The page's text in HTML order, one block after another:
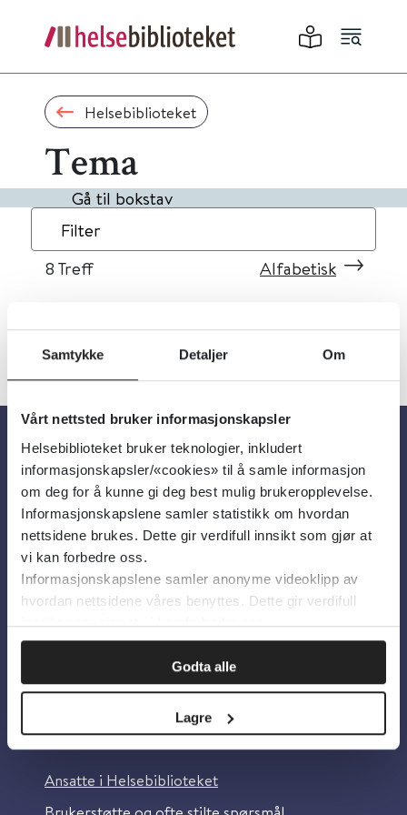
Samtykke Detaljer Om
Vårt nettsted bruker informasjonskapsler
Helsebiblioteket bruker teknologier, inkludert
informasjonskapsler/«cookies» til å samle informasjon
om deg for å kunne gi deg best mulig brukeropplevelse.
Informasjonskapslene samler statistikk om hvordan
nettsidene brukes. Dette gir verdifull innsikt som gjør at
vi kan forbedre oss.
Informasjonskapslene samler anonyme videoklipp av
hvordan nettsidene våres benyttes. Dette gir verdifull
innsikt som gjør at vi kan forbedre oss.
Godta alle
Lagre
Helsebiblioteket
Tema
Gå til bokstav
Filter
8 Treff Alfabetisk
Om oss
Om Helsebiblioteket
Personvern og informasjonskapsler
Tilgjengelighetserklæring
Information in English
Ansatte i Helsebiblioteket